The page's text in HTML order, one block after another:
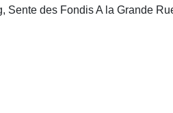
Sente des Fondis A la Grande